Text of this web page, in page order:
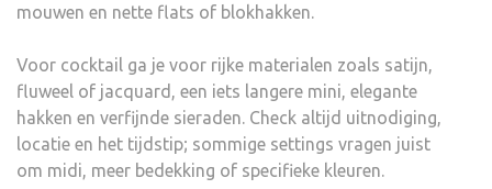
mouwen en nette flats of blokhakken.
Voor cocktail ga je voor rijke materialen zoals satijn,
fluweel of jacquard, een iets langere mini, elegante
hakken en verfijnde sieraden. Check altijd uitnodiging,
locatie en het tijdstip; sommige settings vragen juist
om midi, meer bedekking of specifieke kleuren.